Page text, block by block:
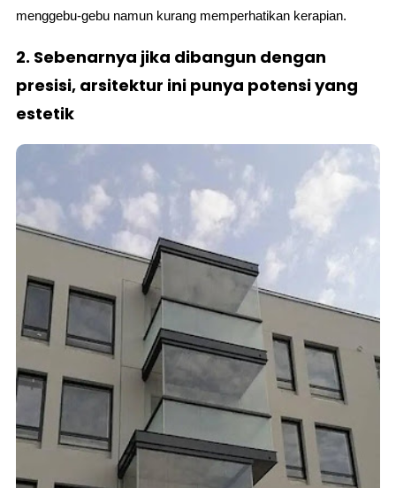
menggebu-gebu namun kurang memperhatikan kerapian.
2. Sebenarnya jika dibangun dengan
presisi, arsitektur ini punya potensi yang
estetik